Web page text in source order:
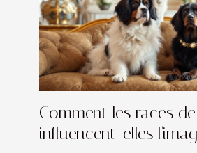
Comment les races
influencent-elles